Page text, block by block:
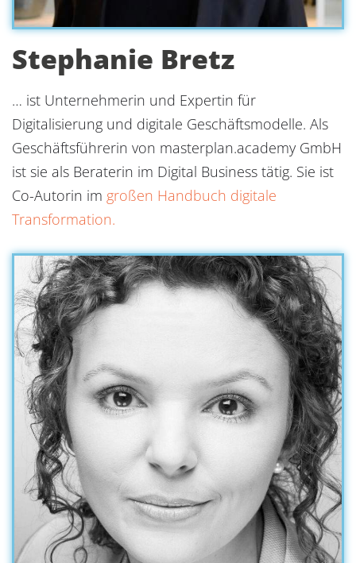
Stephanie Bretz
… ist Unternehmerin und Expertin für
Digitalisierung und digitale Geschäftsmodelle. Als
Geschäftsführerin von masterplan.academy GmbH
ist sie als Beraterin im Digital Business tätig. Sie ist
Co-Autorin im großen Handbuch digitale
Transformation.